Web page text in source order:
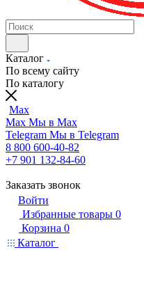
Каталог
По всему сайту
По каталогу
Max
Max Мы в Max
Telegram Мы в Telegram
8 800 600-40-82
+7 901 132-84-60
Заказать звонок
Войти
Избранные товары 0
Корзина 0
Каталог